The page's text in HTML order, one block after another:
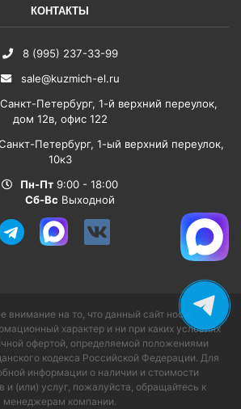
КОНТАКТЫ
8 (995) 237-33-99
sale@kuzmich-el.ru
Санкт-Петербург, 1-й верхний переулок,
дом 12в, офис 122
Петербург, 1-ый верхний переулок,
10к3
Пн-Пт 9:00 - 18:00
Сб-Вс Выходной
на то, что данный сайт носит
характер и ни при каких условиях
офертой, определяемой положениями
кодекса Российской Федерации. Для
информации о наличии и стоимости
и (или) услуг, пожалуйста, обращайтесь к
менеджерам компании.